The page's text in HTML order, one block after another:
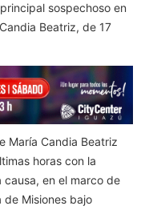
sospechoso en
Beatriz, de 17
María Candia Beatriz
horas con la
en el marco de
de Misiones bajo